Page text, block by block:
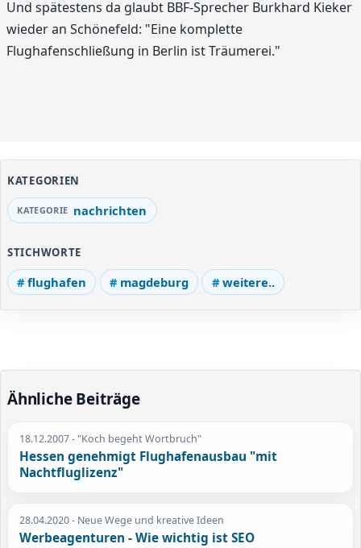
Und spätestens da glaubt BBF-Sprecher Burkhard Kieker
wieder an Schönefeld: "Eine komplette
Flughafenschließung in Berlin ist Träumerei."
KATEGORIEN
nachrichten
STICHWORTE
flughafen magdeburg weitere..
Ähnliche Beiträge
18.12.2007- "Koch begeht Wortbruch"
Hessen genehmigt Flughafenausbau "mit
Nachtfluglizenz"
28.04.2020- Neue Wege und kreative Ideen
Werbeagenturen - Wie wichtig ist SEO